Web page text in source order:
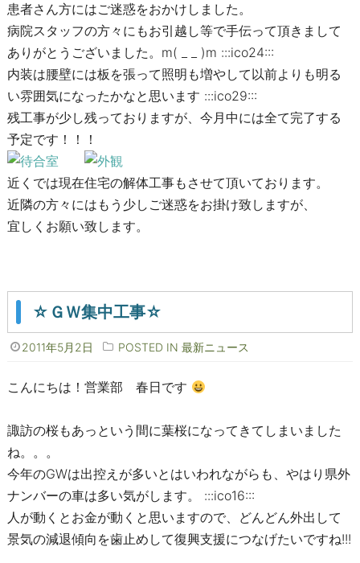
患者さん方にはご迷惑をおかけしました。
病院スタッフの方々にもお引越し等で手伝って頂きまして
ありがとうございました。m( _ _ )m :::ico24:::
内装は腰壁には板を張って照明も増やして以前よりも明る
い雰囲気になったかなと思います :::ico29:::
残工事が少し残っておりますが、今月中には全て完了する
予定です！！！
近くでは現在住宅の解体工事もさせて頂いております。
近隣の方々にはもう少しご迷惑をお掛け致しますが、
宜しくお願い致します。
☆ＧＷ集中工事☆
2011年5月2日 POSTED IN 最新ニュース
こんにちは！営業部 春日です
諏訪の桜もあっという間に葉桜になってきてしまいました
ね。。。
今年のGWは出控えが多いとはいわれながらも、やはり県外
ナンバーの車は多い気がします。 :::ico16:::
人が動くとお金が動くと思いますので、どんどん外出して
景気の減退傾向を歯止めして復興支援につなげたいですね!!!